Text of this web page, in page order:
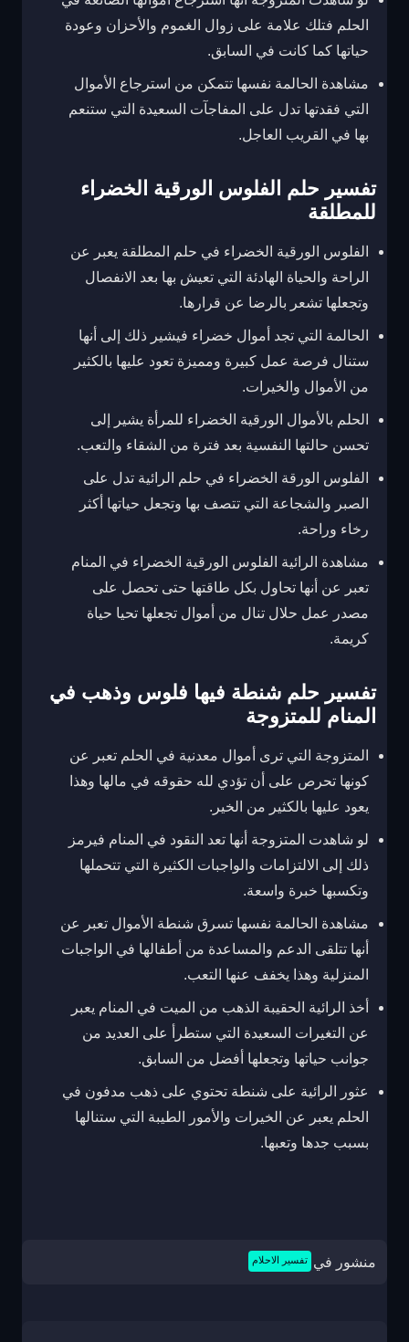
الحلم فتلك علامة على زوال الغموم والأحزان وعودة
حياتها كما كانت في السابق.
مشاهدة الحالمة نفسها تتمكن من استرجاع الأموال
التي فقدتها تدل على المفاجآت السعيدة التي ستنعم
بها في القريب العاجل.
تفسير حلم الفلوس الورقية الخضراء
للمطلقة
الفلوس الورقية الخضراء في حلم المطلقة يعبر عن
الراحة والحياة الهادئة التي تعيش بها بعد الانفصال
وتجعلها تشعر بالرضا عن قرارها.
الحالمة التي تجد أموال خضراء فيشير ذلك إلى أنها
ستنال فرصة عمل كبيرة ومميزة تعود عليها بالكثير
من الأموال والخيرات.
الحلم بالأموال الورقية الخضراء للمرأة يشير إلى
تحسن حالتها النفسية بعد فترة من الشقاء والتعب.
الفلوس الورقة الخضراء في حلم الرائية تدل على
الصبر والشجاعة التي تتصف بها وتجعل حياتها أكثر
رخاء وراحة.
مشاهدة الرائية الفلوس الورقية الخضراء في المنام
تعبر عن أنها تحاول بكل طاقتها حتى تحصل على
مصدر عمل حلال تنال من أموال تجعلها تحيا حياة
كريمة.
تفسير حلم شنطة فيها فلوس وذهب في
المنام للمتزوجة
المتزوجة التي ترى أموال معدنية في الحلم تعبر عن
كونها تحرص على أن تؤدي لله حقوقه في مالها وهذا
يعود عليها بالكثير من الخير.
لو شاهدت المتزوجة أنها تعد النقود في المنام فيرمز
ذلك إلى الالتزامات والواجبات الكثيرة التي تتحملها
وتكسبها خبرة واسعة.
مشاهدة الحالمة نفسها تسرق شنطة الأموال تعبر عن
أنها تتلقى الدعم والمساعدة من أطفالها في الواجبات
المنزلية وهذا يخفف عنها التعب.
أخذ الرائية الحقيبة الذهب من الميت في المنام يعبر
عن التغيرات السعيدة التي ستطرأ على العديد من
جوانب حياتها وتجعلها أفضل من السابق.
عثور الرائية على شنطة تحتوي على ذهب مدفون في
الحلم يعبر عن الخيرات والأمور الطيبة التي ستنالها
بسبب جدها وتعبها.
منشور في تفسير الاحلام